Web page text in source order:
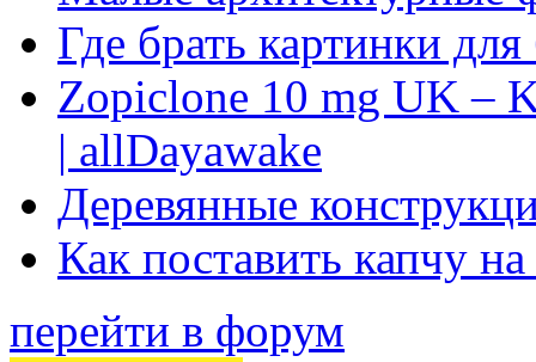
Где брать картинки
Zopiclone 10 mg UK –
| allDayawake
Деревянные
Как поставить капчу
перейти в форум